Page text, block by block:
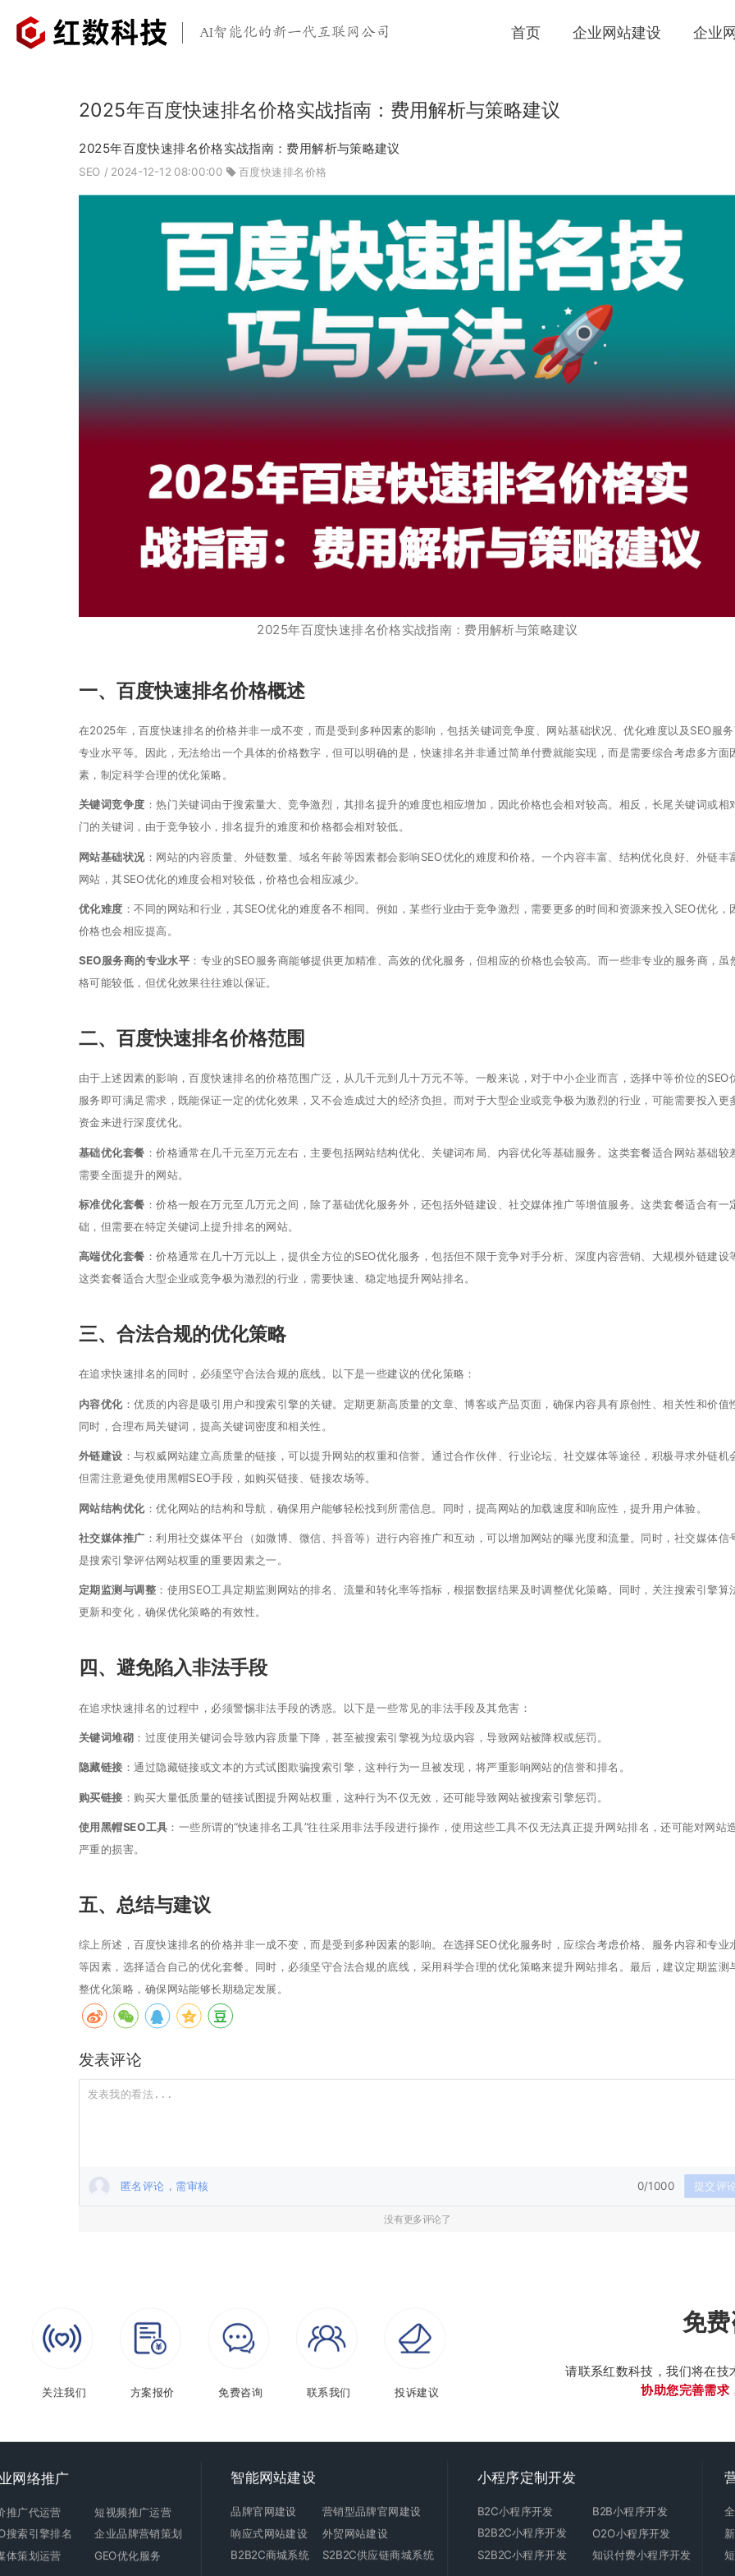
AI智能化的新一代互联网公司 首页 企业网站建设 企业
2025年百度快速排名价格实战指南：费用解析与策略建议
2025年百度快速排名价格实战指南：费用解析与策略建议
SEO / 2024-12-12 08:00:00 百度快速排名价格
2025年百度快速排名价格实战指南：费用解析与策略建议
一、百度快速排名价格概述
在2025年，百度快速排名的价格并非一成不变，而是受到多种因素的影响，包括关键词竞争度、网站基础状况、优化难度以及SEO服
专业水平等。因此，无法给出一个具体的价格数字，但可以明确的是，快速排名并非通过简单付费就能实现，而是需要综合考虑多方面
素，制定科学合理的优化策略。
关键词竞争度 ：热门关键词由于搜索量大、竞争激烈，其排名提升的难度也相应增加，因此价格也会相对较高。相反，长尾关键词或相
门的关键词，由于竞争较小，排名提升的难度和价格都会相对较低。
网站基础状况：网站的内容质量、外链数量、域名年龄等因素都会影响SEO优化的难度和价格。一个内容丰富、结构优化良好、外链丰
网站，其SEO优化的难度会相对较低，价格也会相应减少。
优化难度 ：不同的网站和行业，其SEO优化的难度各不相同。例如，某些行业由于竞争激烈，需要更多的时间和资源来投入SEO优化，
价格也会相应提高。
SEO服务商的专业水平 ：专业的SEO服务商能够提供更加精准、高效的优化服务，但相应的价格也会较高。而一些非专业的服务商，虽
格可能较低，但优化效果往往难以保证。
二、百度快速排名价格范围
由于上述因素的影响，百度快速排名的价格范围广泛，从几千元到几十万元不等。一般来说，对于中小企业而言，选择中等价位的SEO
服务即可满足需求，既能保证一定的优化效果，又不会造成过大的经济负担。而对于大型企业或竞争极为激烈的行业，可能需要投入更
资金来进行深度优化。
基础优化套餐 ：价格通常在几千元至万元左右，主要包括网站结构优化、关键词布局、内容优化等基础服务。这类套餐适合网站基础较
需要全面提升的网站。
标准优化套餐 ：价格一般在万元至几万元之间，除了基础优化服务外，还包括外链建设、社交媒体推广等增值服务。这类套餐适合有一
础，但需要在特定关键词上提升排名的网站。
高端优化套餐 ：价格通常在几十万元以上，提供全方位的SEO优化服务，包括但不限于竞争对手分析、深度内容营销、大规模外链建设
这类套餐适合大型企业或竞争极为激烈的行业，需要快速、稳定地提升网站排名。
三、合法合规的优化策略
在追求快速排名的同时，必须坚守合法合规的底线。以下是一些建议的优化策略：
内容优化：优质的内容是吸引用户和搜索引擎的关键。定期更新高质量的文章、博客或产品页面，确保内容具有原创性、相关性和价值
同时，合理布局关键词，提高关键词密度和相关性。
外链建设 ：与权威网站建立高质量的链接，可以提升网站的权重和信誉。通过合作伙伴、行业论坛、社交媒体等途径，积极寻求外链机
但需注意避免使用黑帽SEO手段，如购买链接、链接农场等。
网站结构优化：优化网站的结构和导航，确保用户能够轻松找到所需信息。同时，提高网站的加载速度和响应性，提升用户体验。
社交媒体推广 ：利用社交媒体平台（如微博、微信、抖音等）进行内容推广和互动，可以增加网站的曝光度和流量。同时，社交媒体信
是搜索引擎评估网站权重的重要因素之一。
定期监测与调整 ：使用SEO工具定期监测网站的排名、流量和转化率等指标，根据数据结果及时调整优化策略。同时，关注搜索引擎算
更新和变化，确保优化策略的有效性。
四、避免陷入非法手段
在追求快速排名的过程中，必须警惕非法手段的诱惑。以下是一些常见的非法手段及其危害：
关键词堆砌 ：过度使用关键词会导致内容质量下降，甚至被搜索引擎视为垃圾内容，导致网站被降权或惩罚。
隐藏链接 ：通过隐藏链接或文本的方式试图欺骗搜索引擎，这种行为一旦被发现，将严重影响网站的信誉和排名。
购买链接 ：购买大量低质量的链接试图提升网站权重，这种行为不仅无效，还可能导致网站被搜索引擎惩罚。
使用黑帽SEO工具 ：一些所谓的“快速排名工具”往往采用非法手段进行操作，使用这些工具不仅无法真正提升网站排名，还可能对网站
严重的损害。
五、总结与建议
综上所述，百度快速排名的价格并非一成不变，而是受到多种因素的影响。在选择SEO优化服务时，应综合考虑价格、服务内容和专业
等因素，选择适合自己的优化套餐。同时，必须坚守合法合规的底线，采用科学合理的优化策略来提升网站排名。最后，建议定期监测
整优化策略，确保网站能够长期稳定发展。
发表评论
匿名评论，需审核 0/1000 提交评
没有更多评论了
免费
请联系红数科技，我们将在技
协助您完善需求
关注我们 方案报价 免费咨询 投诉建议
联系我们
智能网站建设
品牌官网建设
营销型品牌官网建设
外贸网站建设
B2B2C商城系统
响应式网站建设
S2B2C供应链商城系统
小程序定制开发
B2C小程序开发
B2B小程序开发
O2O小程序开发
知识付费小程序开发
B2B2C小程序开发
S2B2C小程序开发
网络推广
搜索引擎排名
企业品牌营销策划
GEO优化服务
体策划运营
推广代运营 短视频推广运营